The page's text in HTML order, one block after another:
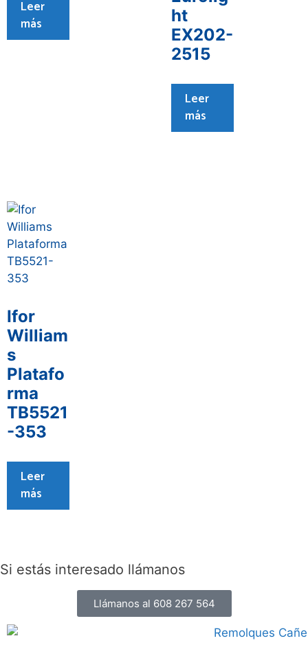
Leer
más
ht
EX202-
2515
Leer
más
Ifor
William
s
Platafo
rma
TB5521
-353
Leer
más
Si estás interesado llámanos
Llámanos al 608 267 564